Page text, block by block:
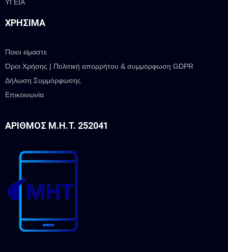
ΥΓΕΙΑ
ΧΡΉΣΙΜΑ
Ποιοι είμαστε
Όροι Χρήσης | Πολιτική απορρήτου & συμμόρφωση GDPR
Δήλωση Συμμόρφωσης
Επικοινωνία
ΑΡΙΘΜΌΣ Μ.Η.Τ. 252041